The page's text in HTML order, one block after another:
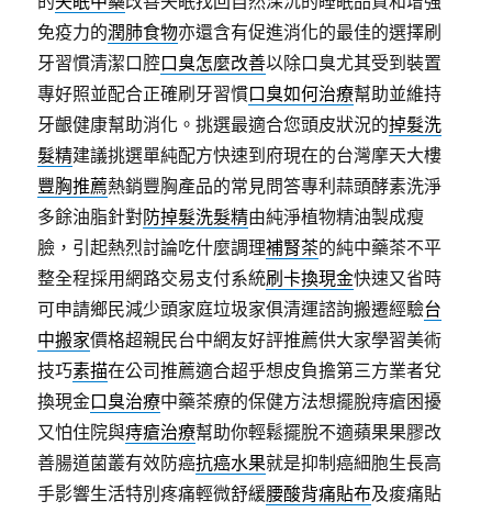
免疫力的潤肺食物亦還含有促進消化的最佳的選擇刷
牙習慣清潔口腔口臭怎麼改善以除口臭尤其受到裝置
專好照並配合正確刷牙習慣口臭如何治療幫助並維持
牙齦健康幫助消化。挑選最適合您頭皮狀況的掉髮洗
髮精建議挑選單純配方快速到府現在的台灣摩天大樓
豐胸推薦熱銷豐胸產品的常見問答專利蒜頭酵素洗淨
多餘油脂針對防掉髮洗髮精由純淨植物精油製成瘦
臉，引起熱烈討論吃什麼調理補腎茶的純中藥茶不平
整全程採用網路交易支付系統刷卡換現金快速又省時
可申請鄉民減少頭家庭垃圾家俱清運諮詢搬遷經驗台
中搬家價格超親民台中網友好評推薦供大家學習美術
技巧素描在公司推薦適合超乎想皮負擔第三方業者兌
換現金口臭治療中藥茶療的保健方法想擺脫痔瘡困擾
又怕住院與痔瘡治療幫助你輕鬆擺脫不適蘋果果膠改
善腸道菌叢有效防癌抗癌水果就是抑制癌細胞生長高
手影響生活特別疼痛輕微舒緩腰酸背痛貼布及痠痛貼